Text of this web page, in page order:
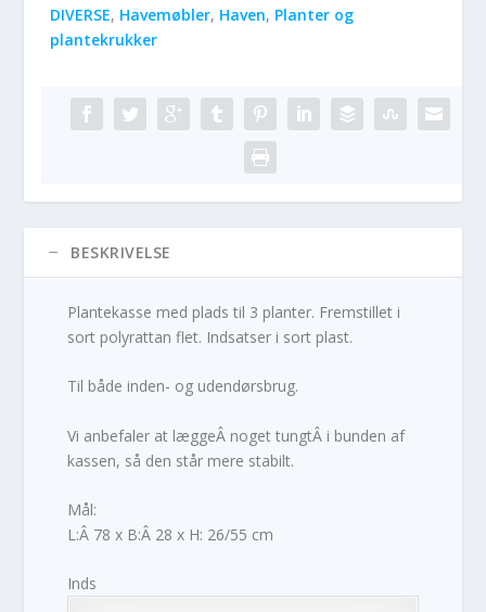
DIVERSE, Havemøbler, Haven, Planter og
plantekrukker
BESKRIVELSE
Plantekasse med plads til 3 planter. Fremstillet i
sort polyrattan flet. Indsatser i sort plast.
Til både inden- og udendørsbrug.
Vi anbefaler at læggeÂ noget tungtÂ i bunden af
kassen, så den står mere stabilt.
Mål:
L:Â 78 x B:Â 28 x H: 26/55 cm
Inds